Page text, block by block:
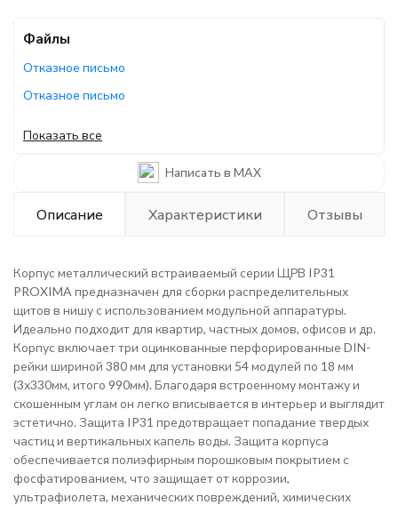
Файлы
Отказное письмо
Отказное письмо
Руководство по эксплуатации
Показать все
Написать в MAX
Описание Характеристики Отзывы
Корпус металлический встраиваемый серии ЩРВ IP31
PROXIMA предназначен для сборки распределительных
щитов в нишу с использованием модульной аппаратуры.
Идеально подходит для квартир, частных домов, офисов и др.
Корпус включает три оцинкованные перфорированные DIN-
рейки шириной 380 мм для установки 54 модулей по 18 мм
(3х330мм, итого 990мм). Благодаря встроенному монтажу и
скошенным углам он легко вписывается в интерьер и выглядит
эстетично. Защита IP31 предотвращает попадание твердых
частиц и вертикальных капель воды. Защита корпуса
обеспечивается полиэфирным порошковым покрытием с
фосфатированием, что защищает от коррозии,
ультрафиолета, механических повреждений, химических